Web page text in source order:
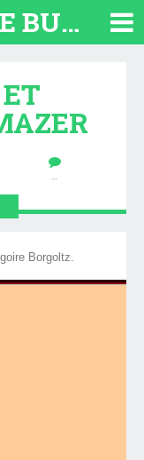
LE PETIT HERGE DE BUENOS AIRES 2026. TOUT SUR L'ARGENTINE
…
Borgoltz.